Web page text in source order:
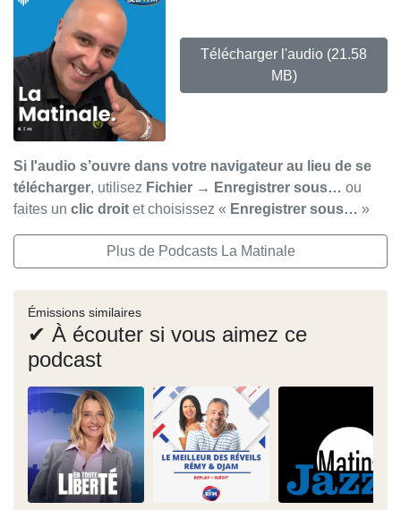
Télécharger l'audio (21.58
MB)
Si l'audio s’ouvre dans votre navigateur au lieu de se
télécharger, utilisez Fichier → Enregistrer sous… ou
faites un clic droit et choisissez « Enregistrer sous… »
Plus de Podcasts La Matinale
Émissions similaires
✔ À écouter si vous aimez ce
podcast